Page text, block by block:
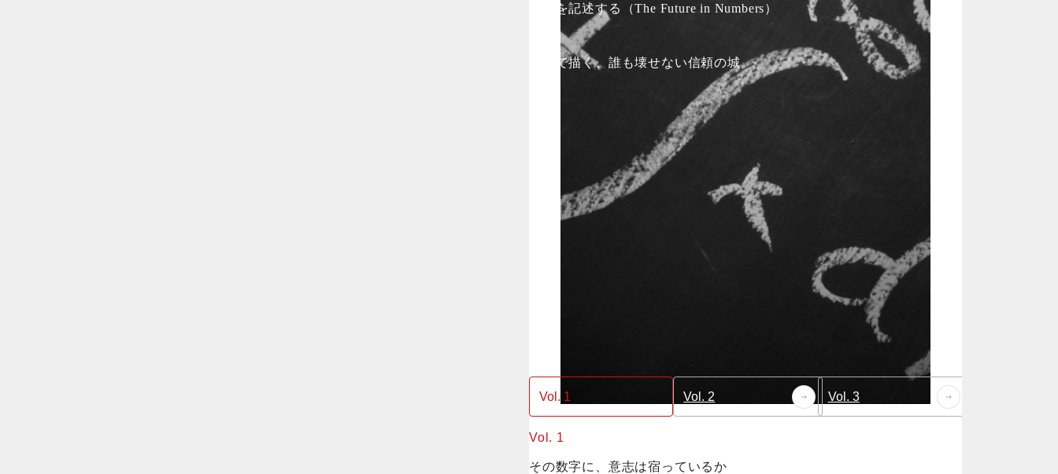
未来を記述する（The Future in Numbers）
数字で描く、誰も壊せない信頼の城。
Vol. 1 Vol. 2 Vol. 3
Vol. 1
その数字に、意志は宿っているか